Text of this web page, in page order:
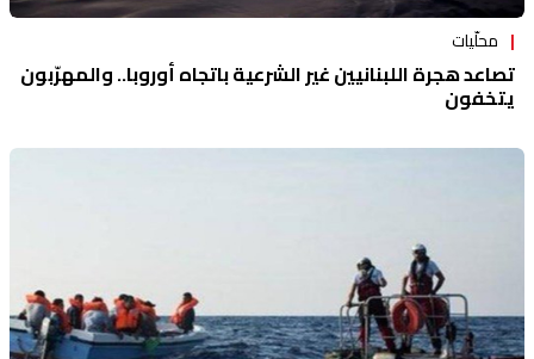
محلّيات
تصاعد هجرة اللبنانيين غير الشرعية باتجاه أوروبا.. والمهرّبون
يتخفون